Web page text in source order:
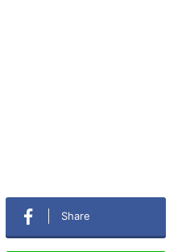
Share